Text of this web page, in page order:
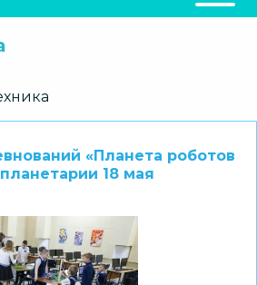
«Планета роботов
18 мая